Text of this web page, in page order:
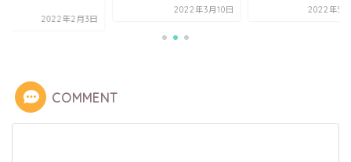
2022年2月3日
2022年3月10日 2022年5
COMMENT